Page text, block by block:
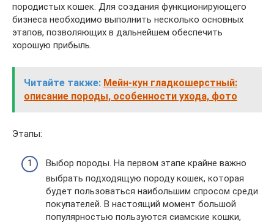
породистых кошек. Для создания функционирующего
бизнеса необходимо выполнить несколько основных
этапов, позволяющих в дальнейшем обеспечить
хорошую прибыль.
Читайте также: Мейн-кун гладкошерстный:
описание породы, особенности ухода, фото
Этапы:
Выбор породы. На первом этапе крайне важно
выбрать подходящую породу кошек, которая
будет пользоваться наибольшим спросом среди
покупателей. В настоящий момент большой
популярностью пользуются сиамские кошки,